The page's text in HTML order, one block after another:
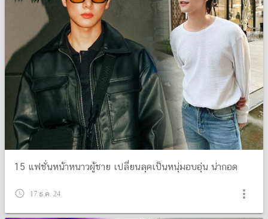
15 แฟชั่นหน้าหนาวผู้ชาย เปลี่ยนลุคเป็นหนุ่มอบอุ่น น่ากอด
query_builder 17 ธ.ค. 24 more_vert